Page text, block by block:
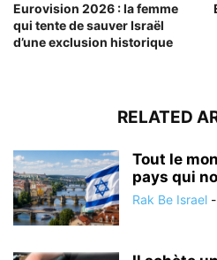
Eurovision 2026 : la femme
qui tente de sauver Israël
d’une exclusion historique
RELATED
Tout le
pays qui
Rak Be Israel -